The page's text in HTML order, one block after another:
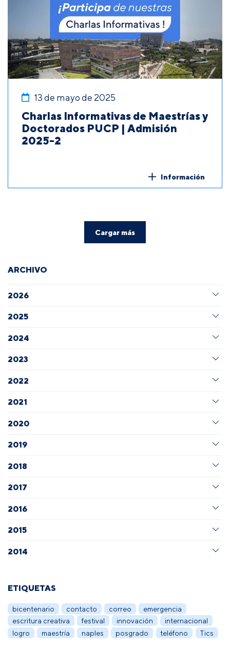
13 de mayo de 2025
Charlas Informativas de Maestrías y
Doctorados PUCP | Admisión
2025-2
Información
Cargar más
ARCHIVO
2026
2025
2024
2023
2022
2021
2020
2019
2018
2017
2016
2015
2014
ETIQUETAS
bicentenario contacto correo
emergencia
escritura creativa
festival innovación
internacional
logro
maestría naples posgrado teléfono Tics